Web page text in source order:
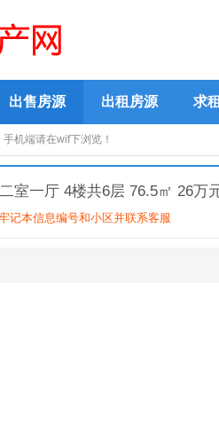
出售房源 出租房源 求
机端请在wif下浏览！
室一厅 4楼共6层 76.5㎡ 26万
记本信息编号和小区并联系客服